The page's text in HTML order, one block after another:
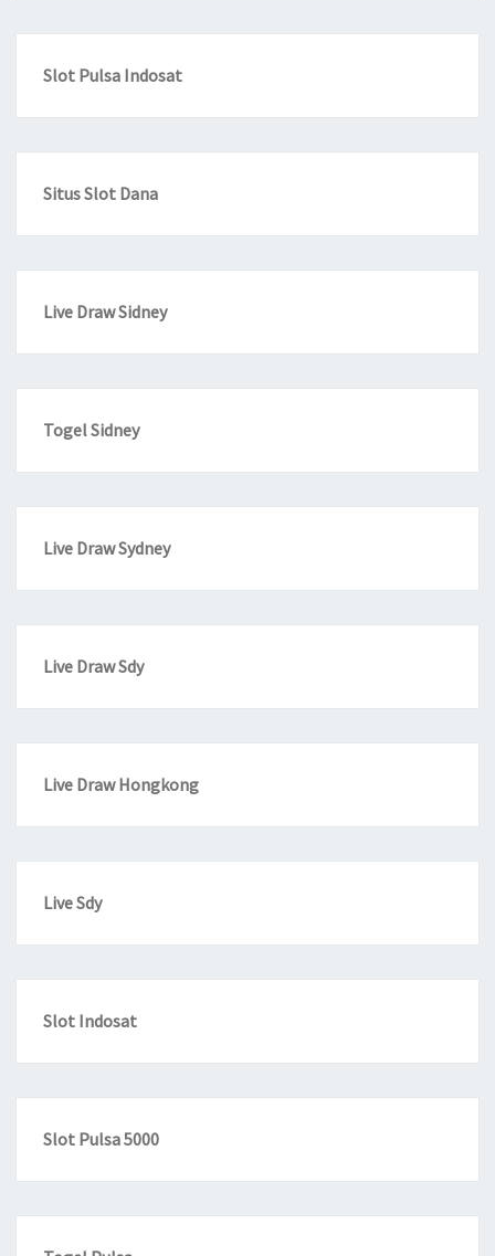
Slot Pulsa Indosat
Situs Slot Dana
Live Draw Sidney
Togel Sidney
Live Draw Sydney
Live Draw Sdy
Live Draw Hongkong
Live Sdy
Slot Indosat
Slot Pulsa 5000